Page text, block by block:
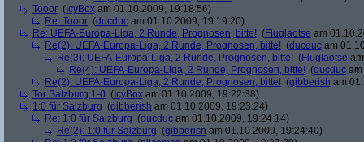
Tooor ( IcyBox am 01.10.2009, 19:18:56)
Re: Tooor (ducduc am 01.10.2009, 19:19:20)
Re: UEFA-Europa-Liga, 2 Runde, Prognosen, bitte! (Fluglaotse am
Re(2): UEFA-Europa-Liga, 2 Runde, Prognosen, bitte! (ducduc am
Re(3): UEFA-Europa-Liga, 2 Runde, Prognosen, bitte! (Fluglaotse
Re(4): UEFA-Europa-Liga, 2 Runde, Prognosen, bitte! (ducduc
Re(2): UEFA-Europa-Liga, 2 Runde, Prognosen, bitte! (gibberish am
Tor Salzburg 1-0 ( IcyBox am 01.10.2009, 19:22:38)
1:0 für Salzburg (gibberish am 01.10.2009, 19:23:24)
Re: 1:0 für Salzburg (ducduc am 01.10.2009, 19:24:14)
Re(2): 1:0 für Salzburg (gibberish am 01.10.2009, 19:24:40)